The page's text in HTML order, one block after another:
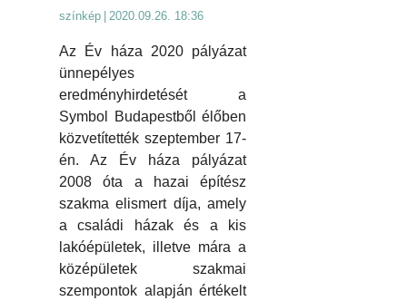
színkép | 2020.09.26. 18:36
Az Év háza 2020 pályázat
ünnepélyes
eredményhirdetését a
Symbol Budapestből élőben
közvetítették szeptember 17-
én. Az Év háza pályázat
2008 óta a hazai építész
szakma elismert díja, amely
a családi házak és a kis
lakóépületek, illetve mára a
középületek szakmai
szempontok alapján értékelt